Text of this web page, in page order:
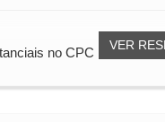
VER
no CPC 23.